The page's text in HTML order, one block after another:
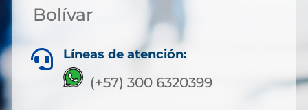
Bolívar
 Líneas de atención:
(+57) 300 6320399